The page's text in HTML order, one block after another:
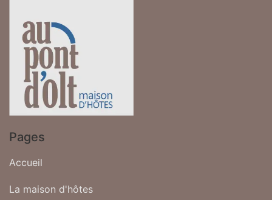
Pages
Accueil
La maison d'hôtes